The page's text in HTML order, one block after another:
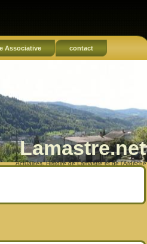
Associative contact
Lamastre.net
Actualités, Histoire de Lamastre et de l'Ardèche